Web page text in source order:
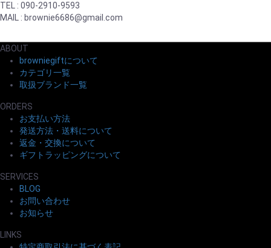
TEL : 090-2910-9593
MAIL : brownie6686@gmail.com
ABOUT
browniegiftについて
カテゴリ一覧
取扱ブランド一覧
ORDERS
お支払い方法
発送方法・送料について
返金・交換について
ギフトラッピングについて
SERVICES
BLOG
お問い合わせ
お知らせ
LINKS